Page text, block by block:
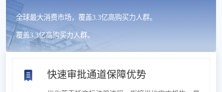
全球最大消费市场，覆盖3.3亿高购买力人群。
覆盖3.3亿高购买力人群。
快速审批通道保障优势